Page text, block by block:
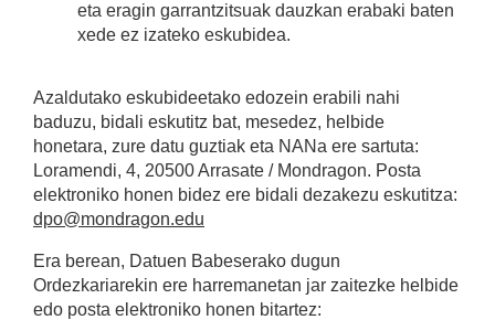
eta eragin garrantzitsuak dauzkan erabaki baten
xede ez izateko eskubidea.
Azaldutako eskubideetako edozein erabili nahi
baduzu, bidali eskutitz bat, mesedez, helbide
honetara, zure datu guztiak eta NANa ere sartuta:
Loramendi, 4, 20500 Arrasate / Mondragon. Posta
elektroniko honen bidez ere bidali dezakezu eskutitza:
dpo@mondragon.edu
Era berean, Datuen Babeserako dugun
Ordezkariarekin ere harremanetan jar zaitezke helbide
edo posta elektroniko honen bitartez: